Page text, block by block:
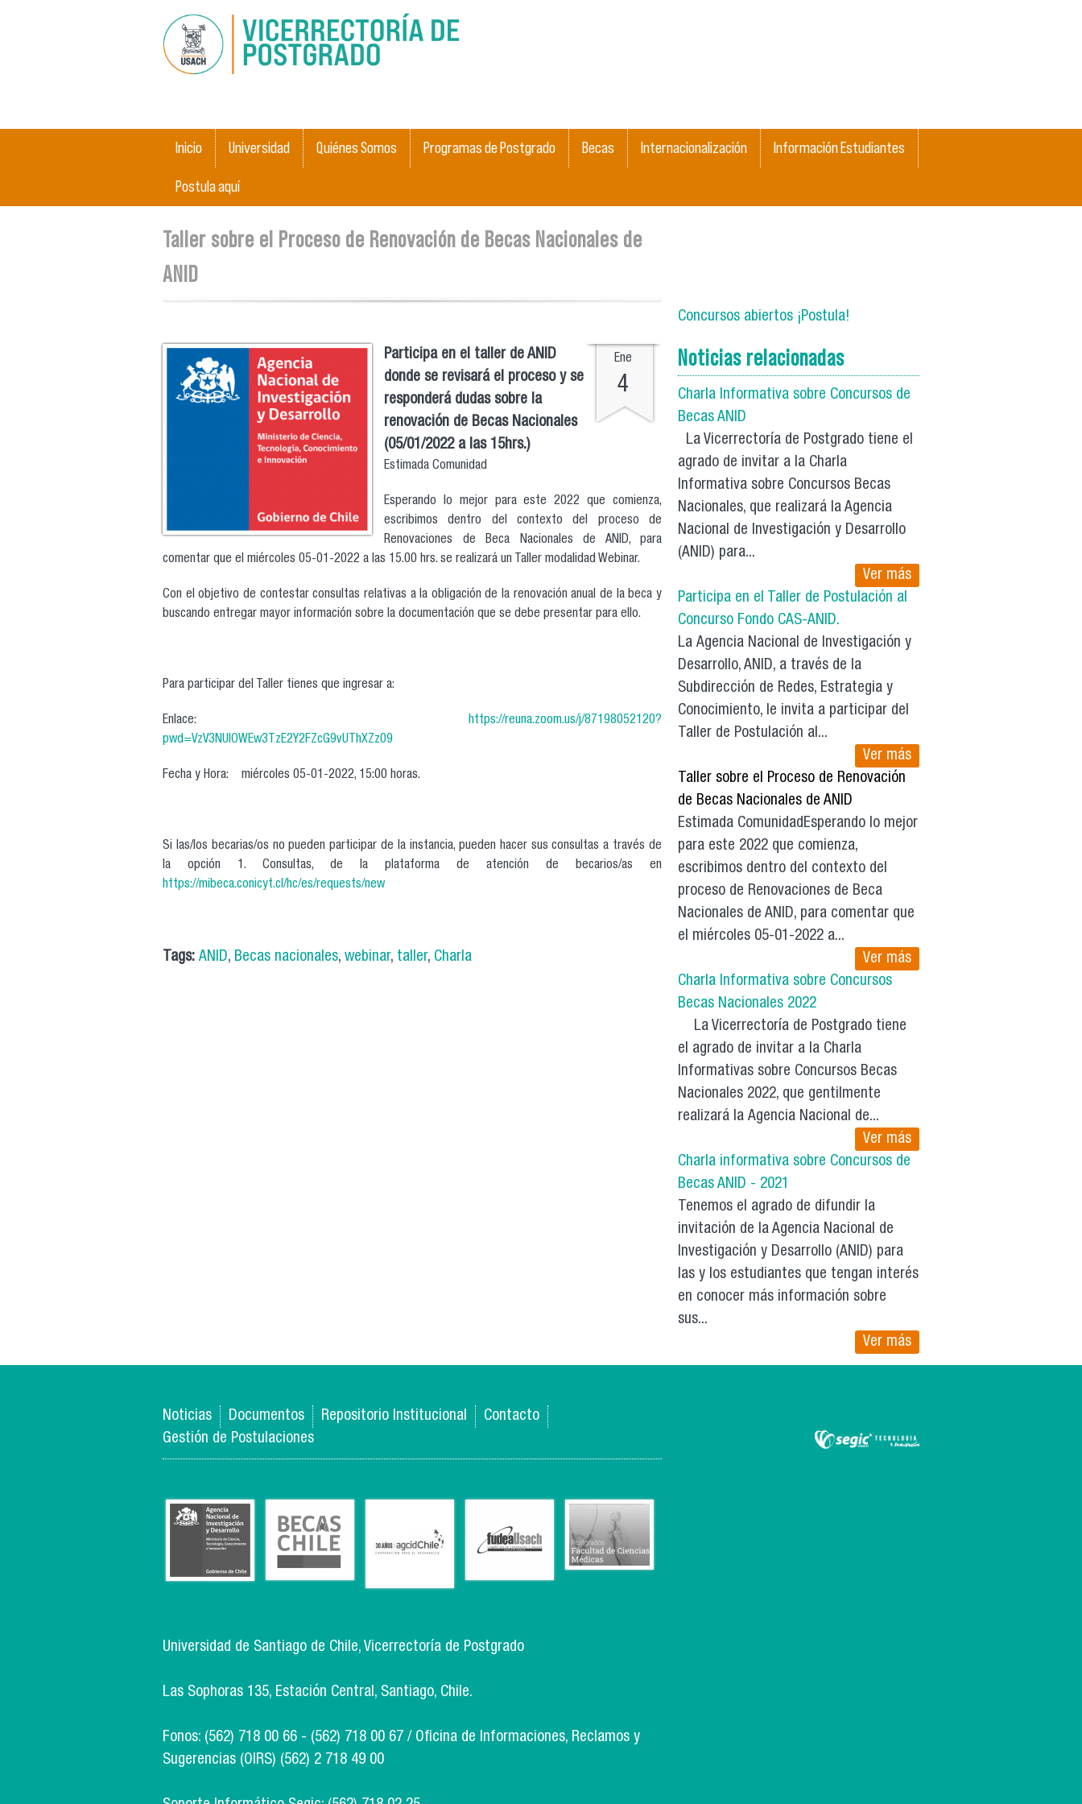
Menú principal
Inicio Universidad Quiénes Somos Programas de Postgrado Becas Internacionalización Información Estudiantes
Postula aquí
Se encuentra usted aquí
Taller sobre el Proceso de Renovación de Becas Nacionales de
ANID
Ene
4
Participa en el taller de ANID
donde se revisará el proceso y se
responderá dudas sobre la
renovación de Becas Nacionales
(05/01/2022 a las 15hrs.)
Estimada Comunidad
Esperando lo mejor para este 2022 que comienza,
escribimos dentro del contexto del proceso de
Renovaciones de Beca Nacionales de ANID, para
comentar que el miércoles 05-01-2022 a las 15.00 hrs. se realizará un Taller modalidad Webinar.
Con el objetivo de contestar consultas relativas a la obligación de la renovación anual de la beca y
buscando entregar mayor información sobre la documentación que se debe presentar para ello.
Para participar del Taller tienes que ingresar a:
Enlace: https://reuna.zoom.us/j/87198052120?
pwd=VzV3NUlOWEw3TzE2Y2FZcG9vUThXZz09
Fecha y Hora: miércoles 05-01-2022, 15:00 horas.
Si las/los becarias/os no pueden participar de la instancia, pueden hacer sus consultas a través de
la opción 1. Consultas, de la plataforma de atención de becarios/as en
https://mibeca.conicyt.cl/hc/es/requests/new
Tags: ANID, Becas nacionales, webinar, taller, Charla
Concursos abiertos ¡Postula!
Noticias relacionadas
Charla Informativa sobre Concursos de
Becas ANID
La Vicerrectoría de Postgrado tiene el
agrado de invitar a la Charla
Informativa sobre Concursos Becas
Nacionales, que realizará la Agencia
Nacional de Investigación y Desarrollo
(ANID) para...
Ver más
Participa en el Taller de Postulación al
Concurso Fondo CAS-ANID.
La Agencia Nacional de Investigación y
Desarrollo, ANID, a través de la
Subdirección de Redes, Estrategia y
Conocimiento, le invita a participar del
Taller de Postulación al...
Ver más
Taller sobre el Proceso de Renovación
de Becas Nacionales de ANID
Estimada ComunidadEsperando lo mejor
para este 2022 que comienza,
escribimos dentro del contexto del
proceso de Renovaciones de Beca
Nacionales de ANID, para comentar que
el miércoles 05-01-2022 a...
Ver más
Charla Informativa sobre Concursos
Becas Nacionales 2022
La Vicerrectoría de Postgrado tiene
el agrado de invitar a la Charla
Informativas sobre Concursos Becas
Nacionales 2022, que gentilmente
realizará la Agencia Nacional de...
Ver más
Charla informativa sobre Concursos de
Becas ANID - 2021
Tenemos el agrado de difundir la
invitación de la Agencia Nacional de
Investigación y Desarrollo (ANID) para
las y los estudiantes que tengan interés
en conocer más información sobre
sus...
Ver más
Noticias Documentos Repositorio Institucional
Contacto
Gestión de Postulaciones
Universidad de Santiago de Chile, Vicerrectoría de Postgrado
Las Sophoras 135, Estación Central, Santiago, Chile.
Fonos: (562) 718 00 66 - (562) 718 00 67 / Oficina de Informaciones, Reclamos y
Sugerencias (OIRS) (562) 2 718 49 00